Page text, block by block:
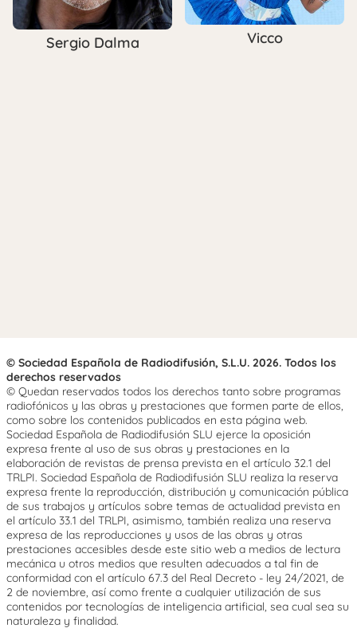
Sergio Dalma Vicco
© Sociedad Española de Radiodifusión, S.L.U. 2026. Todos los
derechos reservados
© Quedan reservados todos los derechos tanto sobre programas
radiofónicos y las obras y prestaciones que formen parte de ellos,
como sobre los contenidos publicados en esta página web.
Sociedad Española de Radiodifusión SLU ejerce la oposición
expresa frente al uso de sus obras y prestaciones en la
elaboración de revistas de prensa prevista en el artículo 32.1 del
TRLPI. Sociedad Española de Radiodifusión SLU realiza la reserva
expresa frente la reproducción, distribución y comunicación pública
de sus trabajos y artículos sobre temas de actualidad prevista en
el artículo 33.1 del TRLPI, asimismo, también realiza una reserva
expresa de las reproducciones y usos de las obras y otras
prestaciones accesibles desde este sitio web a medios de lectura
mecánica u otros medios que resulten adecuados a tal fin de
conformidad con el artículo 67.3 del Real Decreto - ley 24/2021, de
2 de noviembre, así como frente a cualquier utilización de sus
contenidos por tecnologías de inteligencia artificial, sea cual sea su
naturaleza y finalidad.